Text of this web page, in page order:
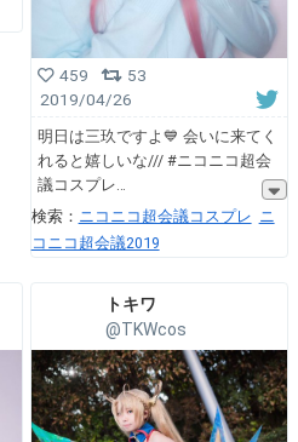
459
53
2019/04/26
明日は三玖ですよ💙 会いに来てく
れると嬉しいな/// #ニコニコ超会
議コスプレ
検索： ニコニコ超会議コスプレ ニ
コニコ超会議2019
トキワ
@TKWcos